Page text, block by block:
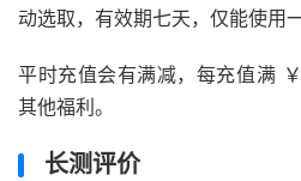
动选取，有效期七天，仅能使用一
平时充值会有满减，每充值满
其他福利。
长测评价